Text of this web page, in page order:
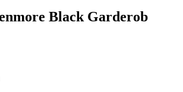
Black Garderob